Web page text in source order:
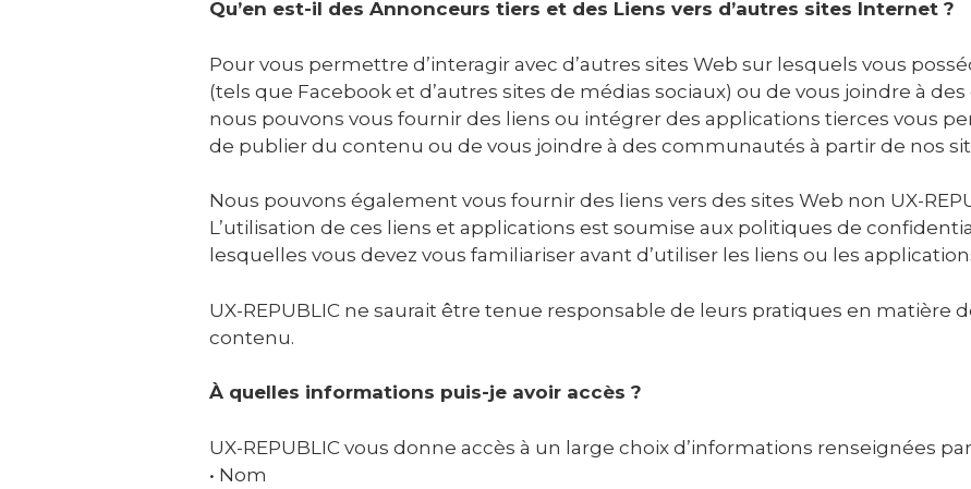
Qu’en est-il des Annonceurs tiers et des Liens vers d’autres sites Internet ?
Pour vous permettre d’interagir avec d’autres sites Web sur lesquels vous
(tels que Facebook et d’autres sites de médias sociaux) ou de vous joindre à
nous pouvons vous fournir des liens ou intégrer des applications tierces vous
de publier du contenu ou de vous joindre à des communautés à partir de nos
Nous pouvons également vous fournir des liens vers des sites Web non UX-
L’utilisation de ces liens et applications est soumise aux politiques de
lesquelles vous devez vous familiariser avant d’utiliser les liens ou les
UX-REPUBLIC ne saurait être tenue responsable de leurs pratiques en matière
contenu.
À quelles informations puis-je avoir accès ?
UX-REPUBLIC vous donne accès à un large choix d’informations renseignées par
• Nom